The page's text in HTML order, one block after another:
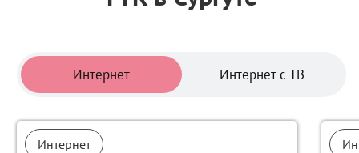
Интернет Интернет с ТВ
Тарифы
Интернет